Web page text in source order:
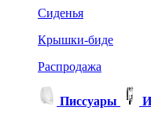
Сиденья
Крышки-биде
Распродажа
Писсуары